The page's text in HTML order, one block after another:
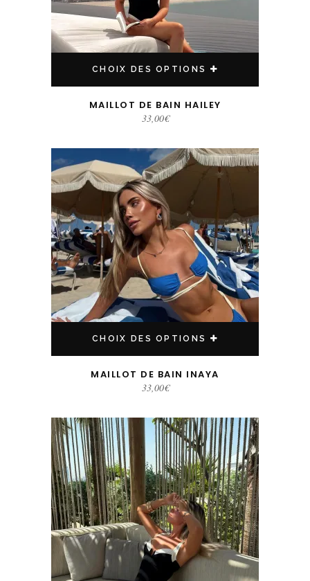
CHOIX DES OPTIONS
MAILLOT DE BAIN HAILEY
33,00€
CHOIX DES OPTIONS
Ce produit a plusieurs variations. Les options peuvent être choisies sur la page du produit
MAILLOT DE BAIN INAYA
33,00€
Ce produit a plusieurs variations. Les options peuvent être choisies sur la page du produit